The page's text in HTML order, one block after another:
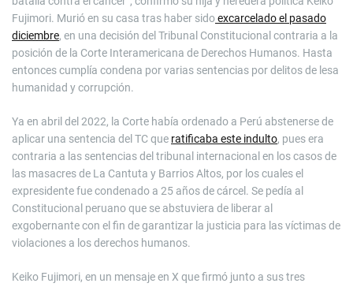
Fujimori. Murió en su casa tras haber sidoexcarcelado el pasado
diciembre, en una decisión del Tribunal Constitucional contraria a la
posición de la Corte Interamericana de Derechos Humanos. Hasta
entonces cumplía condena por varias sentencias por delitos de lesa
humanidad y corrupción.
Ya en abril del 2022, la Corte había ordenado a Perú abstenerse de
aplicar una sentencia del TC que ratificaba este indulto, pues era
contraria a las sentencias del tribunal internacional en los casos de
las masacres de La Cantuta y Barrios Altos, por los cuales el
expresidente fue condenado a 25 años de cárcel. Se pedía al
Constitucional peruano que se abstuviera de liberar al
exgobernante con el fin de garantizar la justicia para las víctimas de
violaciones a los derechos humanos.
Keiko Fujimori, en un mensaje en X que firmó junto a sus tres